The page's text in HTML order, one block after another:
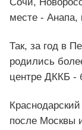
месте - Анапа,
Так, за год в
родились
центре ДККБ -
после Москвы